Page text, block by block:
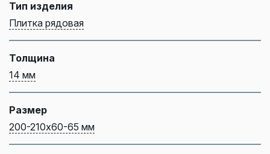
Тип изделия
Плитка рядовая
Толщина
14 мм
Размер
200-210х60-65 мм